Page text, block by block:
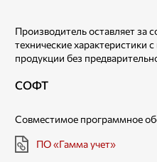
Производитель оставляет за
технические характеристики
продукции без
СОФТ
Совместимое программное
ПО «Гамма учет»